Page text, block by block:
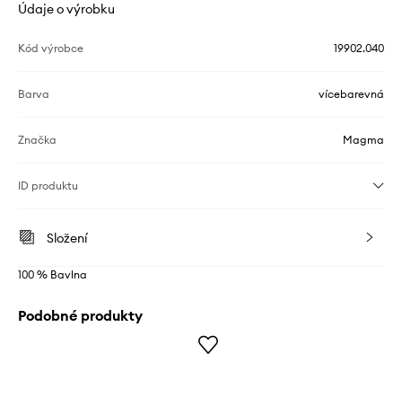
Údaje o výrobku
Kód výrobce 19902.040
Barva vícebarevná
Značka Magma
ID produktu
Složení
100 % Bavlna
Podobné produkty